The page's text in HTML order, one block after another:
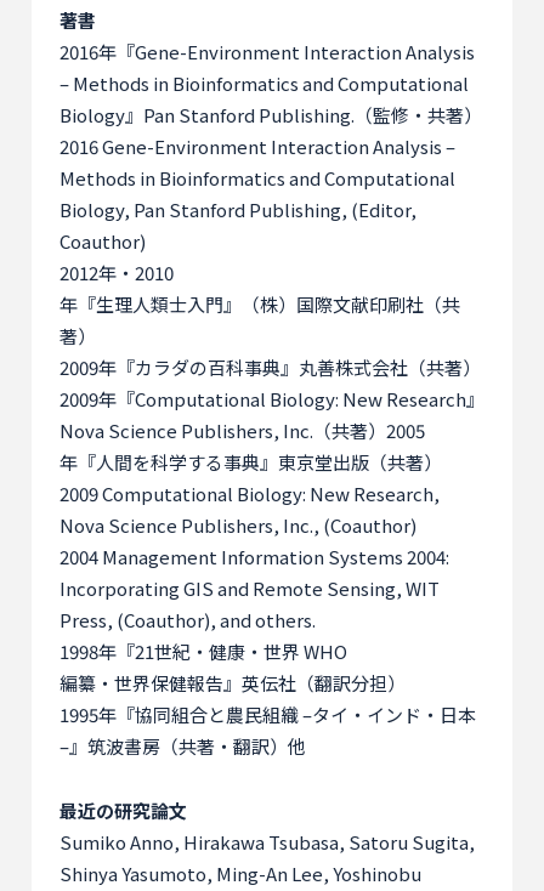
著書
2016年『Gene-Environment Interaction Analysis
– Methods in Bioinformatics and Computational
Biology』 Pan Stanford Publishing. （監修・共著）
2016 Gene-Environment Interaction Analysis –
Methods in Bioinformatics and Computational
Biology, Pan Stanford Publishing, (Editor,
Coauthor)
2012年・ 2010
年『生理人類士入門』（株）国際文献印刷社（共
著）
2009年『カラダの百科事典』丸善株式会社（共著）
2009年『Computational Biology: New Research』
Nova Science Publishers, Inc. （共著） 2005
年『人間を科学する事典』東京堂出版（共著）
2009 Computational Biology: New Research,
Nova Science Publishers, Inc., (Coauthor)
2004 Management Information Systems 2004:
Incorporating GIS and Remote Sensing, WIT
Press, (Coauthor), and others.
1998年『21世紀・健康・世界WHO
編纂・世界保健報告』英伝社（翻訳分担）
1995年『協同組合と農民組織–タイ・インド・日本
–』筑波書房（共著・翻訳）他
最近の研究論文
Sumiko Anno, Hirakawa Tsubasa, Satoru Sugita,
Shinya Yasumoto, Ming-An Lee, Yoshinobu